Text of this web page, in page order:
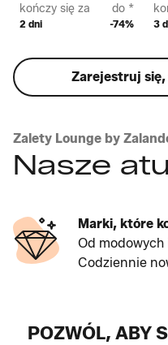
kończy się za
2 dni
do *
-74% 3
Zarejestruj się,
Zalety Lounge by
Nasze
Marki, które
Od
Codziennie
POZWÓL, ABY